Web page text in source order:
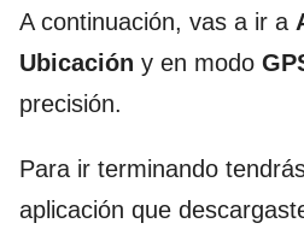
A continuación, vas a ir a
Ubicación y en modo
precisión.
Para ir terminando
aplicación que